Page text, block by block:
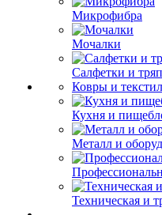
Микрофибра
Мочалки
Салфетки и
Ковры и
Кухня и
Металл и
Техническая и